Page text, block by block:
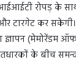
रोपड़ के
टारगेट कर
(मेमोरेंडम
के बीच